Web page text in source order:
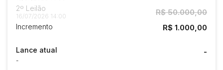
2º Leilão
16/07/2026 14:00 R$ 50.000,00
Incremento R$ 1.000,00
Lance atual
-
-